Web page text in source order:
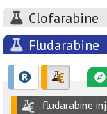
Clofarabine
Fludarabine
fludarabine